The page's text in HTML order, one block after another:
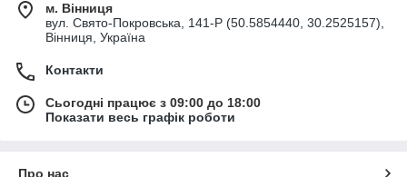
м. Вінниця
вул. Свято-Покровська, 141-Р (50.5854440, 30.2525157),
Вінниця, Україна
Контакти
Сьогодні працює з 09:00 до 18:00
Показати весь графік роботи
Про нас